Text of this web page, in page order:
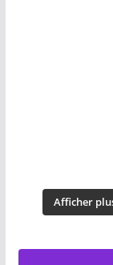
Afficher